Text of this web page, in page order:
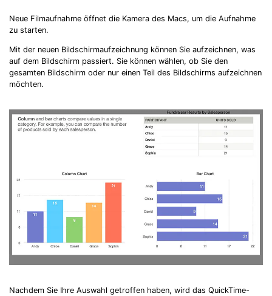
Neue Filmaufnahme öffnet die Kamera des Macs, um die Aufnahme
zu starten.
Mit der neuen Bildschirmaufzeichnung können Sie aufzeichnen, was
auf dem Bildschirm passiert. Sie können wählen, ob Sie den
gesamten Bildschirm oder nur einen Teil des Bildschirms aufzeichnen
möchten.
Nachdem Sie Ihre Auswahl getroffen haben, wird das QuickTime-